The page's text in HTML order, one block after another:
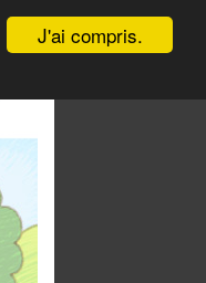
J'ai compris.